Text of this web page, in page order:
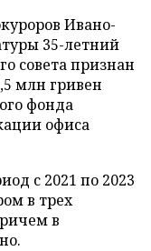
Ивано-
35-летний
совета признан
млн гривен
фонда
офиса
с 2021 по 2023
в трех
в